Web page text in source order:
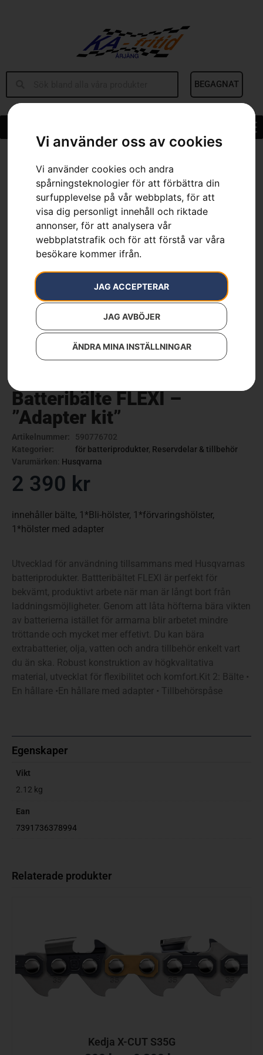
Vi använder oss av cookies
Vi använder cookies och andra
spårningsteknologier för att förbättra din
surfupplevelse på vår webbplats, för att
visa dig personligt innehåll och riktade
annonser, för att analysera vår
webbplatstrafik och för att förstå var våra
besökare kommer ifrån.
JAG ACCEPTERAR
JAG AVBÖJER
ÄNDRA MINA INSTÄLLNINGAR
BEGAGNAT
Batteribälte FLEXI –
”Adapter kit”
Artikelnummer:
590776702
Kategorier:
för batteriprodukter, Reservdelar & tillbehör
Varumärken Husqvarna
2 390 kr
innehåller bälte, 1*Bli-hölster, 1*förvaringshölster,
1*hölster med adapter
Utvecklad för användning tillsammans med Husqvarnas
batteriprodukter. Battteribältet FLEXI är perfekt för
bekvämt, produktivt arbete när man är långt bort från
laddningsmöjligheter. Genom att låta höfterna bära vikten
av batterierna istället för armarna blir arbetet mindre
tröttande och mycket mer effetivt. Du kan bära
extrabatterier, olja, vatten och andra tillbehör enkelt vart
du än ska. Robust konstruktion av högkvalitativa
material, utvecklat för flexibilitet och komfort.Kit 2: Bälte •
En hållare •En hållare med adapter • Tillbehörspåse
Egenskaper
Vikt
2.12 kg
Ean
7391736378994
Relaterade produkter
Kedja X-CUT S35G